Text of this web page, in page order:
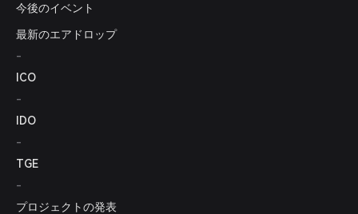
今後のイベント
最新のエアドロップ
-
ICO
-
IDO
-
TGE
-
プロジェクトの発表